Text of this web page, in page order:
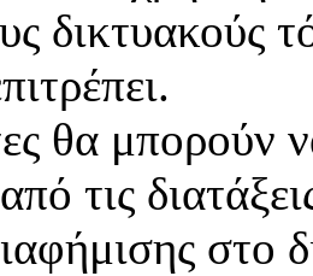
δικτυακούς
θα μπορούν
τις
στο